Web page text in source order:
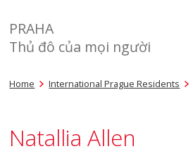
PRAHA
Thủ đô của mọi người
Home International Prague Residents
Natallia Allen